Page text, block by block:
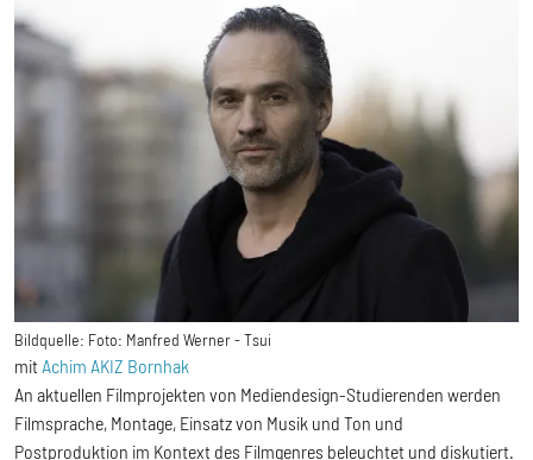
Bildquelle: Foto: Manfred Werner - Tsui
mit Achim AKIZ Bornhak
An aktuellen Filmprojekten von Mediendesign-Studierenden werden
Filmsprache, Montage, Einsatz von Musik und Ton und
Postproduktion im Kontext des Filmgenres beleuchtet und diskutiert.